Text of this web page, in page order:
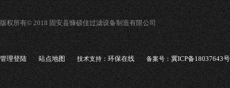
版权所有© 2018 固安县慷硕佳过滤设备制造有限公司
管理登陆 站点地图 技术支持：环保在线 备案号：冀ICP备18037643